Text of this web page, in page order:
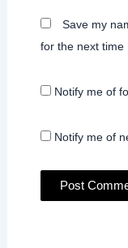
Save my
for the next time
Notify me of
Notify me of